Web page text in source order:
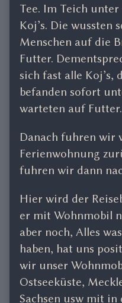
Tee. Im Teich
Koj’s. Die wussten
Menschen auf die
Futter.
sich fast alle Koj’s,
befanden sofort
warteten auf Futter.
Danach fuhren wir
Ferienwohnung
fuhren wir dann
Hier wird der
er mit Wohnmobil
aber noch, Alles
haben, hat uns
wir unser
Ostseeküste,
Sachsen usw mit